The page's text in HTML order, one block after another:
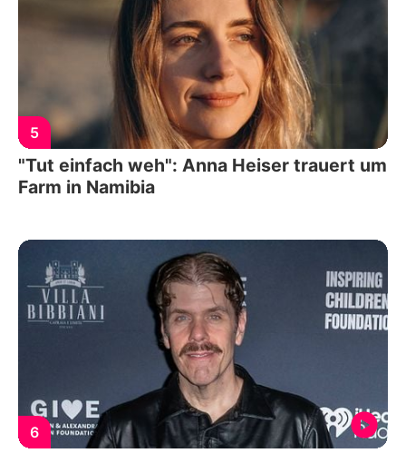
5
"Tut einfach weh": Anna Heiser trauert um
Farm in Namibia
6